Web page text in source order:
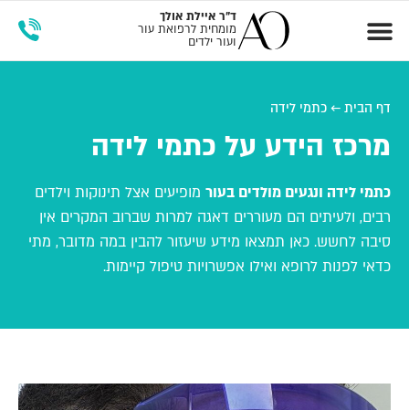
ד"ר איילת אולך
מומחית לרפואת עור
ועור ילדים
דף הבית ← כתמי לידה
מרכז הידע על כתמי לידה
כתמי לידה ונגעים מולדים בעור מופיעים אצל תינוקות וילדים
רבים, ולעיתים הם מעוררים דאגה למרות שברוב המקרים אין
סיבה לחשש. כאן תמצאו מידע שיעזור להבין במה מדובר, מתי
כדאי לפנות לרופא ואילו אפשרויות טיפול קיימות.